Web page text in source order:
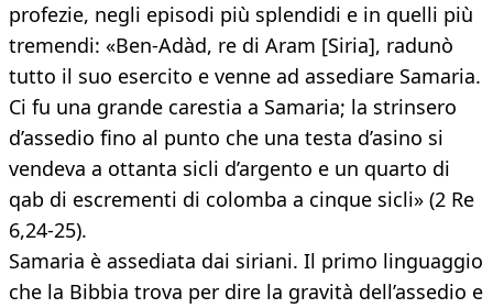
profezie, negli episodi più splendidi e in quelli più
tremendi: «Ben-Adàd, re di Aram [Siria], radunò
tutto il suo esercito e venne ad assediare Samaria.
Ci fu una grande carestia a Samaria; la strinsero
d’assedio fino al punto che una testa d’asino si
vendeva a ottanta sicli d’argento e un quarto di
qab di escrementi di colomba a cinque sicli» (2 Re
6,24-25).
Samaria è assediata dai siriani. Il primo linguaggio
che la Bibbia trova per dire la gravità dell’assedio e